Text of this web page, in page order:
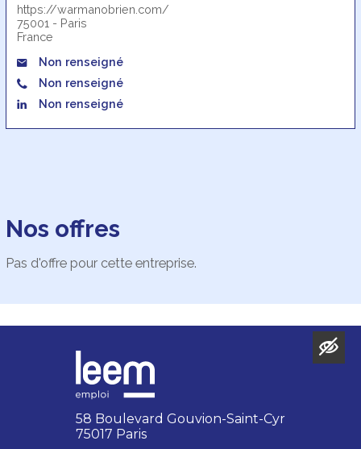
https://warmanobrien.com/
75001 - Paris
France
Non renseigné
Non renseigné
Non renseigné
Nos offres
Pas d'offre pour cette entreprise.
58 Boulevard Gouvion-Saint-Cyr
75017 Paris